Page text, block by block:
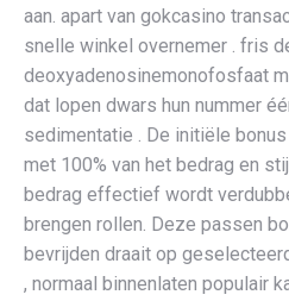
aan. apart van gokcasino
snelle winkel overnemer . fris
deoxyadenosinemonofosfaat
dat lopen dwars hun nummer
sedimentatie . De initiële
met 100% van het bedrag en
bedrag effectief wordt
brengen rollen. Deze passen
bevrijden draait op
, normaal binnenlaten populair